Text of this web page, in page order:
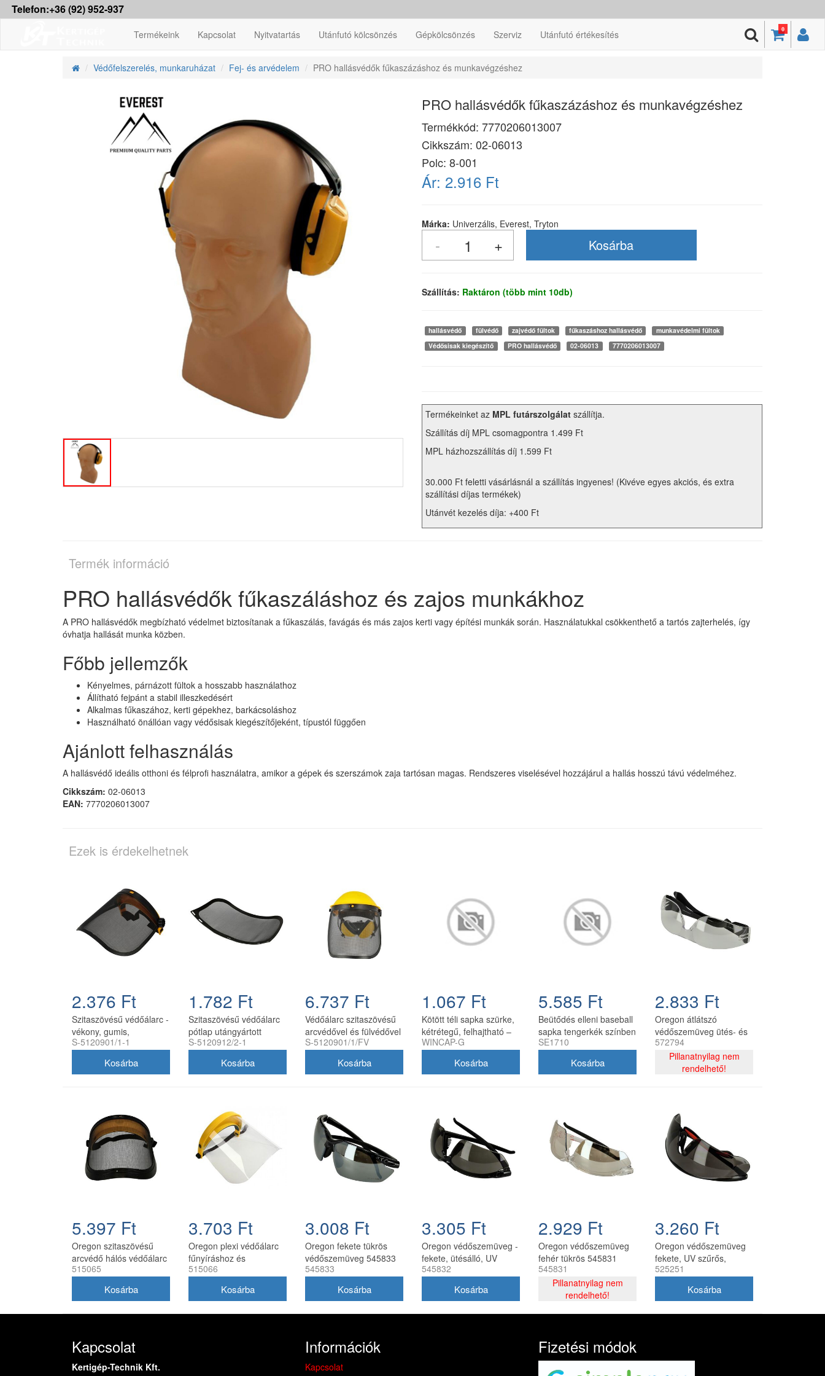
Telefon:+36 (92) 952-937
0
Termékeink Kapcsolat Nyitvatartás Utánfutó kölcsönzés Gépkölcsönzés Szerviz Utánfutó értékesítés
Védőfelszerelés, munkaruházat Fej- és arvédelem PRO hallásvédők fűkaszázáshoz és munkavégzéshez
PRO hallásvédők fűkaszázáshoz és munkavégzéshez
Termékkód: 7770206013007
Cikkszám: 02-06013
Polc: 8-001
Ár: 2.916 Ft
Márka: Univerzális, Everest, Tryton
Szállítás: Raktáron (több mint 10db)
hallásvédő fülvédő zajvédő fültok fűkaszáshoz hallásvédő
munkavédelmi fültok
Védősisak kiegészítő
PRO hallásvédő 02-06013 7770206013007
Termékeinket az MPL futárszolgálat szállítja.
Szállítás díj MPL csomagpontra 1.499 Ft
MPL házhozszállítás díj 1.599 Ft
30.000 Ft feletti vásárlásnál a szállítás ingyenes! (Kivéve egyes akciós, és extra
szállítási díjas termékek)
Utánvét kezelés díja: +400 Ft
Termék információ
PRO hallásvédők fűkaszáláshoz és zajos munkákhoz
A PRO hallásvédők megbízható védelmet biztosítanak a fűkaszálás, favágás és más zajos kerti vagy építési munkák során. Használatukkal csökkenthető a tartós zajterhelés, így
óvhatja hallását munka közben.
Főbb jellemzők
Kényelmes, párnázott fültok a hosszabb használathoz
Állítható fejpánt a stabil illeszkedésért
Alkalmas fűkaszához, kerti gépekhez, barkácsoláshoz
Használható önállóan vagy védősisak kiegészítőjeként, típustól függően
Ajánlott felhasználás
A hallásvédő ideális otthoni és félprofi használatra, amikor a gépek és szerszámok zaja tartósan magas. Rendszeres viselésével hozzájárul a hallás hosszú távú védelméhez.
Cikkszám: 02-06013
EAN: 7770206013007
Ezek is érdekelhetnek
2.376 Ft
Szitaszövésű védőálarc -
vékony, gumis,
utángyártott
S-5120901/1-1
1.782 Ft
Szitaszövésű védőálarc
pótlap utángyártott
S-5120912/2-1
6.737 Ft
Védőálarc szitaszövésű
arcvédővel és fülvédővel
S-5120901/1/FV
1.067 Ft
Kötött téli sapka szürke,
kétrétegű, felhajtható –
100% akril
WINCAP-G
5.585 Ft
Beütődés elleni baseball
sapka tengerkék színben
SE1710
2.833 Ft
Oregon átlátszó
védőszemüveg ütés- és
UV védelemmel
572794
Pillanatnyilag nem
rendelhető!
5.397 Ft
Oregon szitaszövésű
arcvédő hálós védőálarc
515065
3.703 Ft
Oregon plexi védőálarc
fűnyíráshoz és
bozótvágáshoz
515066
3.008 Ft
Oregon fekete tükrös
védőszemüveg 545833
545833
3.305 Ft
Oregon védőszemüveg -
fekete, ütésálló, UV
szűrős
545832
2.929 Ft
Oregon védőszemüveg
fehér tükrös 545831
545831
Pillanatnyilag nem
rendelhető!
3.260 Ft
Oregon védőszemüveg
fekete, UV szűrős,
ütésálló (525251)
525251
Kapcsolat
Kertigép-Technik Kft.
Információk
Kapcsolat
Fizetési módok